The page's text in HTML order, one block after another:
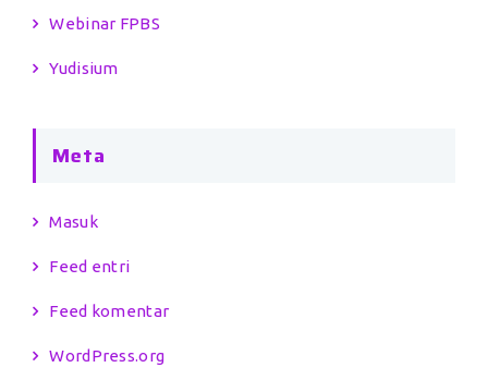
Webinar FPBS
Yudisium
Meta
Masuk
Feed entri
Feed komentar
WordPress.org